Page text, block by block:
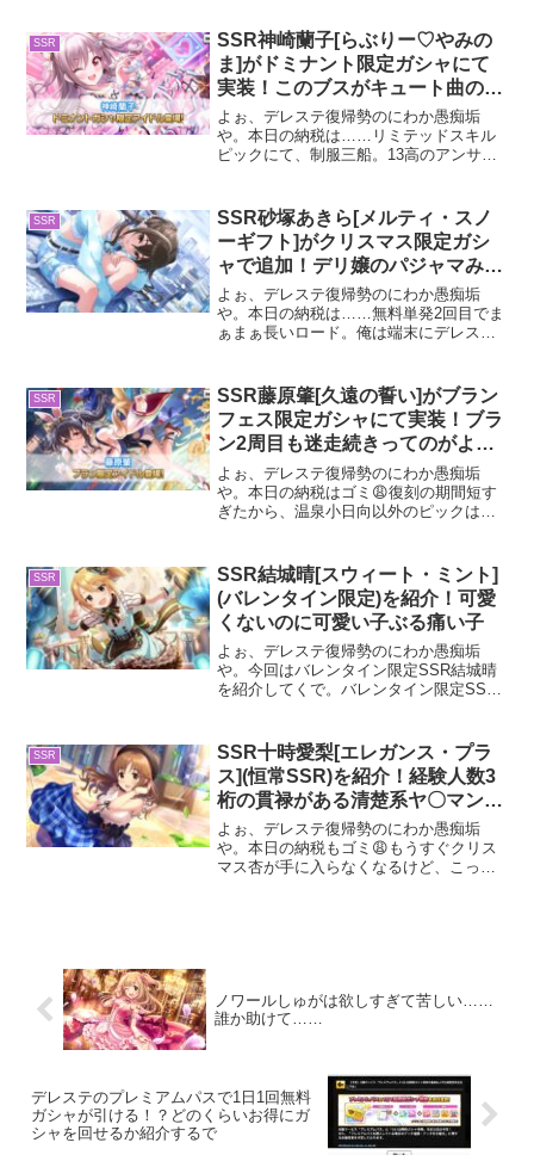
闇鍋ガシャで当たったブランSSR神谷奈
緒を紹介するで。ブラン...
SSR
SSR神崎蘭子[らぶりー♡やみの
ま]がドミナント限定ガシャにて
実装！このブスがキュート曲の環
境トップとかふざけんなよ
よぉ、デレステ復帰勢のにわか愚痴垢
や。本日の納税は……リミテッドスキル
ピックにて、制服三船。13高のアンサン
に、学マスの方でも無料10連が開始され
たが、あっちもゴミ...
SSR
SSR砂塚あきら[メルティ・スノ
ーギフト]がクリスマス限定ガシ
ャで追加！デリ嬢のパジャマみて
ーな手抜き衣装
よぉ、デレステ復帰勢のにわか愚痴垢
や。本日の納税は……無料単発2回目でま
ぁまぁ長いロード。俺は端末にデレステ
り得ん。つまり3分の2であんきらが手に
入るはずやった。サイ...
SSR
SSR藤原肇[久遠の誓い]がブラン
フェス限定ガシャにて実装！ブラ
ン2周目も迷走続きってのがよく
わかるわ
よぉ、デレステ復帰勢のにわか愚痴垢
や。本日の納税はゴミ😩復刻の期間短す
ぎたから、温泉小日向以外のピックは無
春……さて、今回はブランSSR(2周目)藤
原肇について紹介してく...
SSR
SSR結城晴[スウィート・ミント]
(バレンタイン限定)を紹介！可愛
くないのに可愛い子ぶる痛い子
よぉ、デレステ復帰勢のにわか愚痴垢
や。今回はバレンタイン限定SSR結城晴
を紹介してくで。バレンタイン限定SSR
の限定SSRや。本来の結城はボーイッシ
ュなタイプ...
SSR
SSR十時愛梨[エレガンス・プラ
ス](恒常SSR)を紹介！経験人数3
桁の貫禄がある清楚系ヤ〇マン衣
装
よぉ、デレステ復帰勢のにわか愚痴垢
や。本日の納税もゴミ😩もうすぐクリス
マス杏が手に入らなくなるけど、こっち
ノワールしゅがは欲しすぎて苦しい……
誰か助けて……
デレステのプレミアムパスで1日1回無料
ガシャが引ける！？どのくらいお得にガ
シャを回せるか紹介するで